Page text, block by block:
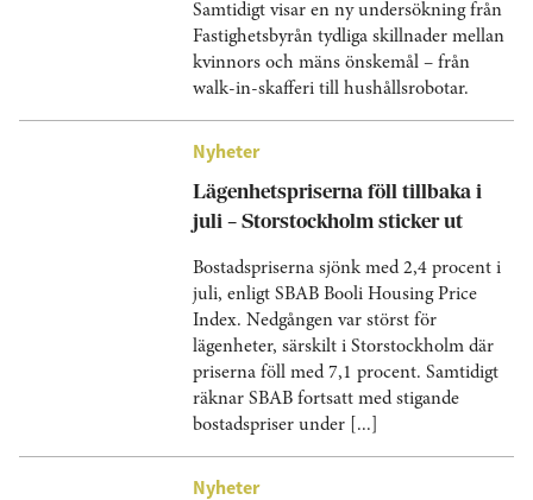
Samtidigt visar en ny undersökning från
Fastighetsbyrån tydliga skillnader mellan
kvinnors och mäns önskemål – från
walk-in-skafferi till hushållsrobotar.
Nyheter
Lägenhetspriserna föll tillbaka i
juli – Storstockholm sticker ut
Bostadspriserna sjönk med 2,4 procent i
juli, enligt SBAB Booli Housing Price
Index. Nedgången var störst för
lägenheter, särskilt i Storstockholm där
priserna föll med 7,1 procent. Samtidigt
räknar SBAB fortsatt med stigande
bostadspriser under [...]
Nyheter